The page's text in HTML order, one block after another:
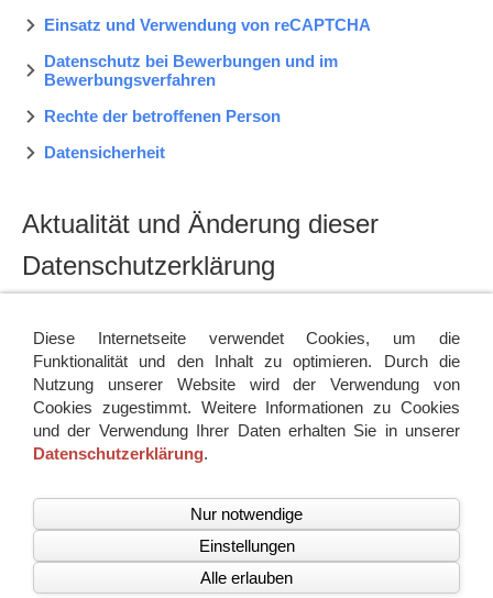
Einsatz und Verwendung von reCAPTCHA
Datenschutz bei Bewerbungen und im
Bewerbungsverfahren
Rechte der betroffenen Person
Datensicherheit
Aktualität und Änderung dieser
Datenschutzerklärung
Durch die Weiterentwicklung unserer Website und Angebote
darüber oder aufgrund geänderter gesetzlicher
beziehungsweise behördlicher Vorgaben kann es notwendig
werden, diese Datenschutzerklärung zu ändern. Die jeweils
aktuelle Datenschutzerklärung kann jederzeit über diese
Diese Internetseite verwendet Cookies, um die
Funktionalität und den Inhalt zu optimieren. Durch die
Nutzung unserer Website wird der Verwendung von
Cookies zugestimmt. Weitere Informationen zu Cookies
und der Verwendung Ihrer Daten erhalten Sie in unserer
Datenschutzerklärung.
Nur notwendige
Einstellungen
Alle erlauben